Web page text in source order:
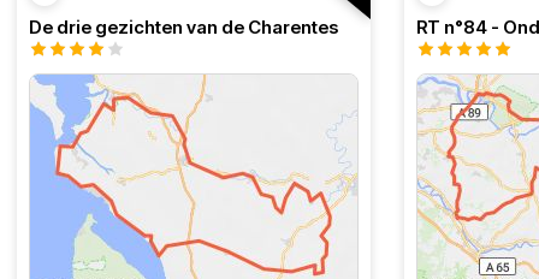
De drie gezichten van de Charentes